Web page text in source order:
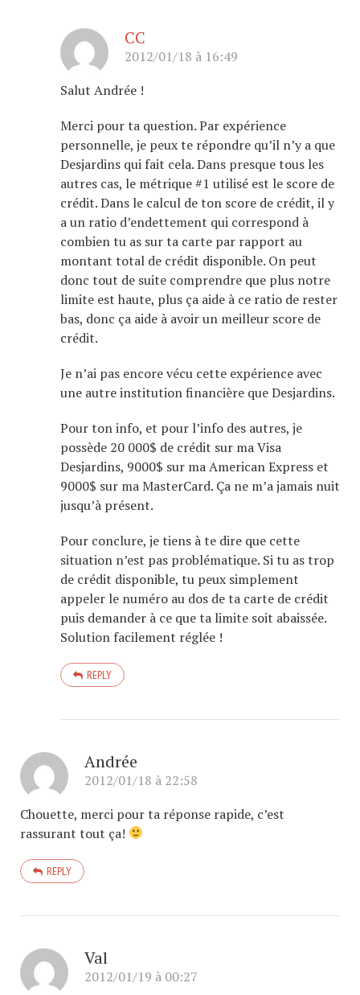
CC
2012/01/18 à 16:49
Salut Andrée !
Merci pour ta question. Par expérience
personnelle, je peux te répondre qu’il n’y a que
Desjardins qui fait cela. Dans presque tous les
autres cas, le métrique #1 utilisé est le score de
crédit. Dans le calcul de ton score de crédit, il y
a un ratio d’endettement qui correspond à
combien tu as sur ta carte par rapport au
montant total de crédit disponible. On peut
donc tout de suite comprendre que plus notre
limite est haute, plus ça aide à ce ratio de rester
bas, donc ça aide à avoir un meilleur score de
crédit.
Je n’ai pas encore vécu cette expérience avec
une autre institution financière que Desjardins.
Pour ton info, et pour l’info des autres, je
possède 20 000$ de crédit sur ma Visa
Desjardins, 9000$ sur ma American Express et
9000$ sur ma MasterCard. Ça ne m’a jamais nuit
jusqu’à présent.
Pour conclure, je tiens à te dire que cette
situation n’est pas problématique. Si tu as trop
de crédit disponible, tu peux simplement
appeler le numéro au dos de ta carte de crédit
puis demander à ce que ta limite soit abaissée.
Solution facilement réglée !
REPLY
Andrée
2012/01/18 à 22:58
Chouette, merci pour ta réponse rapide, c’est
rassurant tout ça!
REPLY
Val
2012/01/19 à 00:27